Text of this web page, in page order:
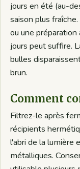
jours en été (au-
saison plus
ou une
jours peut suffire.
bulles
brun.
Comment
Filtrez-le après
récipients
l'abri de la lumière
métalliques.